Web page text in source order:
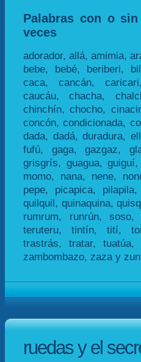
Palabras con o
veces
adorador, allá, amimia,
bebe, bebé, beriberi,
caca, cancán,
caucáu, chacha,
chinchín, chocho,
concón, condicionada,
dada, dadá, duradura,
fufú, gaga, gazgaz,
grisgrís, guagua,
momo, nana, nene,
pepe, picapica,
quilquil, quinaquina,
rumrum, runrún, soso,
teruteru, tintín, tití,
trastrás, tratar,
zambombazo, zaza y
ruedas y el